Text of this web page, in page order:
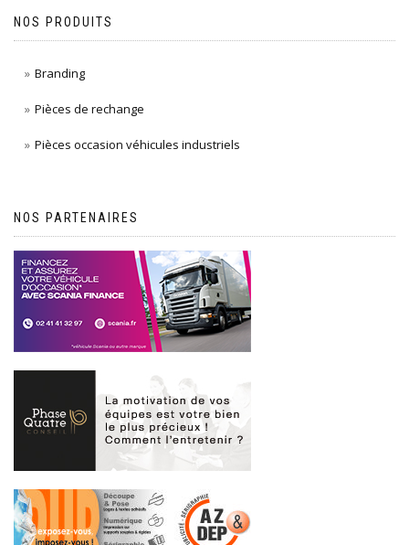
NOS PRODUITS
Branding
Pièces de rechange
Pièces occasion véhicules industriels
NOS PARTENAIRES